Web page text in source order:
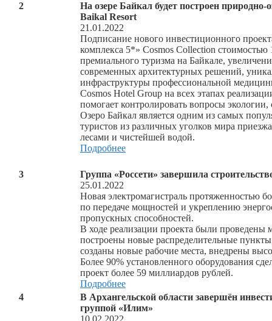
2
На озере Байкал будет построен
Baikal Resort
21.01.2022
Подписание нового инвестиционного
комплекса 5*» Cosmos Collection
премиального туризма на Байкале,
современных архитектурных решений,
инфраструктуры профессиональной
Cosmos Hotel Group на всех этапах
помогает контролировать вопросы
Озеро Байкал является одним из самых
туристов из различных уголков мира
лесами и чистейшей водой.
Подробнее
3
Группа «Россети» завершила
25.01.2022
Новая электромагистраль протяженностью
по передаче мощностей и укреплению
пропускных способностей.
В ходе реализации проекта были проведены
построены новые распределительные
созданы новые рабочие места, внедрены
Более 90% установленного оборудования
проект более 59 миллиардов рублей.
Подробнее
4
В Архангельской области завершён
группой «Илим»